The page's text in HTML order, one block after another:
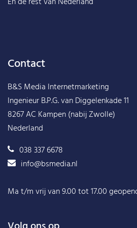
Contact
B&S Media Internetmarketing
Ingenieur B.P.G. van Diggelenkade 11
8267 AC Kampen (nabij Zwolle)
Nederland
038 337 6678
info@bsmedia.nl
Ma t/m vrij van 9.00 tot 17.00